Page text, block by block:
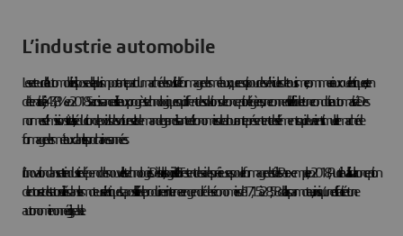
L’industrie automobile
Le secteur de l’automobile dispose de la plus importante part du marché des outils de formage des métaux, que ce soit pour des véhicules de tourisme, commerciaux ou électriques, et en
détenait déjà 43,8 % en 2018. Sa croissance est liée aux progrès technologiques qui offrent des solutions de conception légères, une connectivité fluide et une conduite automatisée. Des
normes d’émission strictes, la réduction de poids des voitures et la demande grandissante d’économies de carburant représentent des éléments qui devraient stimuler le marché de
formage des métaux dans les prochaines années.
L’innovation dans cette industrie dépend des nouvelles technologies. Dès lors, les logiciels et l’IoT restent des aides précieuses pour le formage des tôles. Par exemple, en 2018, Audi travaillait sur la conception
de rotors et de stators utilisés dans les moteurs électriques. La possibilité de produire en interne a engendré des économies de 17,15 à 28,58 dollars par moteur, ainsi qu’une efficacité et une
autonomie non négligeable.